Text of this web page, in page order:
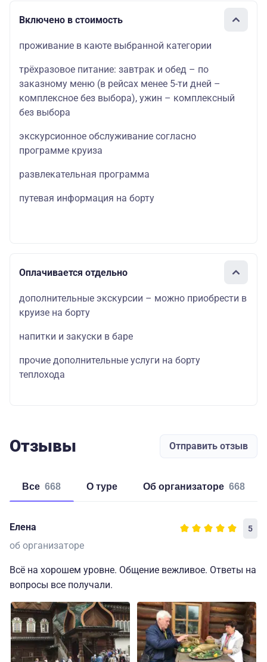
Включено в стоимость
проживание в каюте выбранной категории
трёхразовое питание: завтрак и обед – по
заказному меню (в рейсах менее 5-ти дней –
комплексное без выбора), ужин – комплексный
без выбора
экскурсионное обслуживание согласно
программе круиза
развлекательная программа
путевая информация на борту
Оплачивается отдельно
дополнительные экскурсии – можно приобрести в
круизе на борту
напитки и закуски в баре
прочие дополнительные услуги на борту
теплохода
Отзывы Отправить отзыв
Все 668 о туре об организаторе 668
Елена 5
об организаторе
Всё на хорошем уровне. Общение вежливое. Ответы на
вопросы все получали.